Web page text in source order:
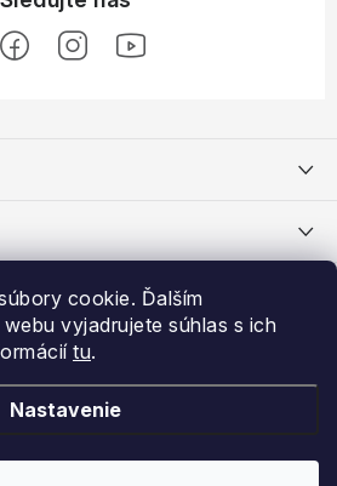
cookie. Ďalším
vyjadrujete súhlas s ich
tu.
Nastavenie
ochrany osobných údajov
Lyžiarok v Nitre